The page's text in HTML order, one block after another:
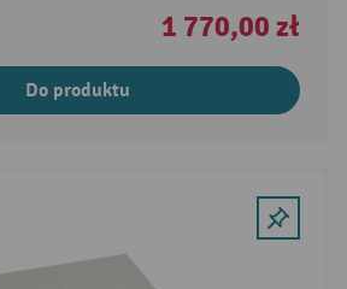
1 770,00 zł
Do produktu